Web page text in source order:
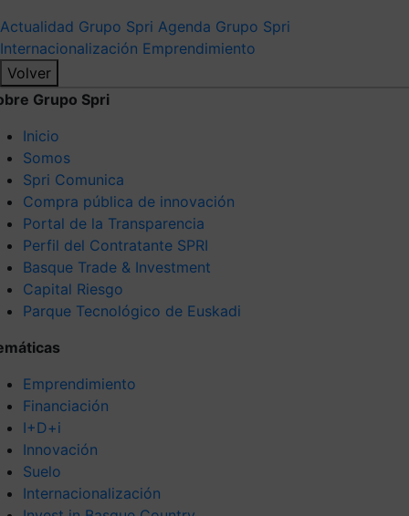
Actualidad Grupo Spri Agenda Grupo Spri
Internacionalización Emprendimiento
Volver
Grupo Spri
Inicio
Somos
Spri Comunica
Compra pública de innovación
Portal de la Transparencia
Perfil del Contratante SPRI
Basque Trade & Investment
Capital Riesgo
Parque Tecnológico de Euskadi
Emprendimiento
Financiación
I+D+i
Innovación
Suelo
Internacionalización